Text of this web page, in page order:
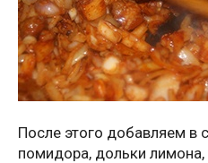
После этого добавляем в
помидора, дольки